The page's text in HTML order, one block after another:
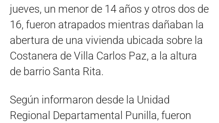
jueves, un menor de 14 años y otros dos de
16, fueron atrapados mientras dañaban la
abertura de una vivienda ubicada sobre la
Costanera de Villa Carlos Paz, a la altura
de barrio Santa Rita.
Según informaron desde la Unidad
Regional Departamental Punilla, fueron